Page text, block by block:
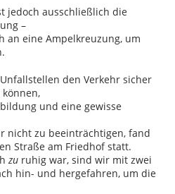
jedoch ausschließlich die
–
an eine Ampelkreuzung, um
den Verkehr sicher
und eine gewisse
nicht zu beeinträchtigen, fand
Straße am Friedhof statt.
zu ruhig war, sind wir mit zwei
hin- und hergefahren, um die